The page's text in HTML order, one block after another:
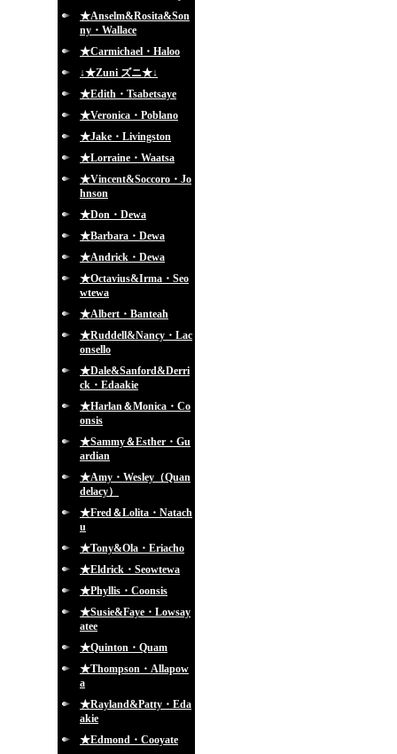
★Anselm&Rosita&Son
ny・Wallace
★Carmichael・Haloo
↓★Zuni ズニ★↓
★Edith・Tsabetsaye
★Veronica・Poblano
★Jake・Livingston
★Lorraine・Waatsa
★Vincent&Soccoro・Jo
hnson
★Don・Dewa
★Barbara・Dewa
★Andrick・Dewa
★Octavius&Irma・Seo
wtewa
★Albert・Banteah
★Ruddell&Nancy・Lac
onsello
★Dale&Sanford&Derri
ck・Edaakie
★Harlan＆Monica・Co
onsis
★Sammy＆Esther・Gu
ardian
★Amy・Wesley（Quan
delacy）
★Fred＆Lolita・Natach
u
★Tony&Ola・Eriacho
★Eldrick・Seowtewa
★Phyllis・Coonsis
★Susie&Faye・Lowsay
atee
★Quinton・Quam
★Thompson・Allapow
a
★Rayland&Patty・Eda
akie
★Edmond・Cooyate